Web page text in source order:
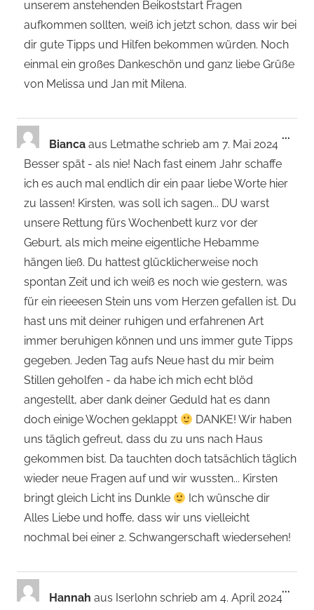
unserem anstehenden Beikoststart Fragen
aufkommen sollten, weiß ich jetzt schon, dass wir bei
dir gute Tipps und Hilfen bekommen würden. Noch
einmal ein großes Dankeschön und ganz liebe Grüße
von Melissa und Jan mit Milena.
Bianca aus Letmathe schrieb am 7. Mai 2024
Besser spät - als nie! Nach fast einem Jahr schaffe
ich es auch mal endlich dir ein paar liebe Worte hier
zu lassen! Kirsten, was soll ich sagen... DU warst
unsere Rettung fürs Wochenbett kurz vor der
Geburt, als mich meine eigentliche Hebamme
hängen ließ. Du hattest glücklicherweise noch
spontan Zeit und ich weiß es noch wie gestern, was
für ein rieeesen Stein uns vom Herzen gefallen ist. Du
hast uns mit deiner ruhigen und erfahrenen Art
immer beruhigen können und uns immer gute Tipps
gegeben. Jeden Tag aufs Neue hast du mir beim
Stillen geholfen - da habe ich mich echt blöd
angestellt, aber dank deiner Geduld hat es dann
doch einige Wochen geklappt
DANKE! Wir haben
uns täglich gefreut, dass du zu uns nach Haus
gekommen bist. Da tauchten doch tatsächlich täglich
wieder neue Fragen auf und wir wussten... Kirsten
bringt gleich Licht ins Dunkle
Ich wünsche dir
Alles Liebe und hoffe, dass wir uns vielleicht
nochmal bei einer 2. Schwangerschaft wiedersehen!
...
Hannah aus Iserlohn schrieb am 4. April 2024
...